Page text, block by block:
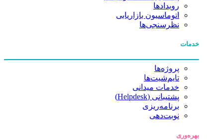
رویدادها
اتوماسیون بازاریابی
نظرسنجی‌ها
خدمات
پروژه‌ها
تایم‌شیت‌ها
خدمات میدانی
پشتیبانی (Helpdesk)
برنامه‌ریزی
نوبت‌دهی
بهره‌وری